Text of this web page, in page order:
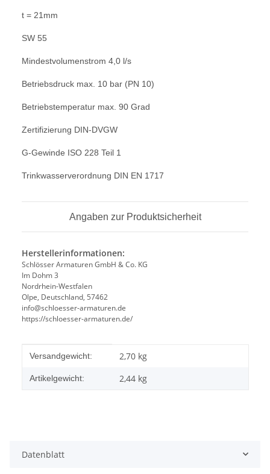
t = 21mm
SW 55
Mindestvolumenstrom 4,0 l/s
Betriebsdruck max. 10 bar (PN 10)
Betriebstemperatur max. 90 Grad
Zertifizierung DIN-DVGW
G-Gewinde ISO 228 Teil 1
Trinkwasserverordnung DIN EN 1717
Angaben zur Produktsicherheit
Herstellerinformationen:
Schlösser Armaturen GmbH & Co. KG
Im Dohm 3
Nordrhein-Westfalen
Olpe, Deutschland, 57462
info@schloesser-armaturen.de
https://schloesser-armaturen.de/
Produkteigenschaft
Wert
Versandgewicht: 2,70 kg
Artikelgewicht: 2,44 kg
Datenblatt